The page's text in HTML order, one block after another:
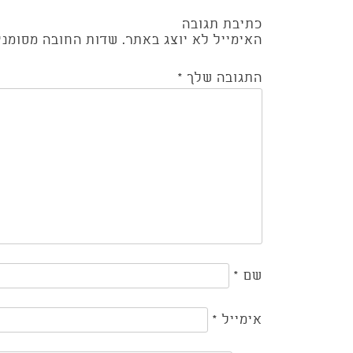
navigation
כתיבת תגובה
האימייל לא יוצג באתר. שדות החובה
התגובה שלך *
שם *
אימייל *